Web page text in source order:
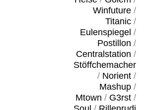
Winfuture/
Titanic/
Eulenspiegel /
Postillon /
Centralstation /
Stöffchemacher
/ Norient/
Mashup/
Mtown / G3rst/